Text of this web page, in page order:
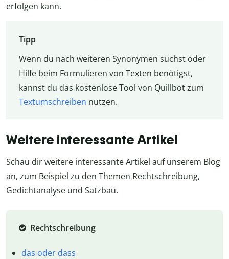
erfolgen kann.
Tipp
Wenn du nach weiteren Synonymen suchst oder
Hilfe beim Formulieren von Texten benötigst,
kannst du das kostenlose Tool von Quillbot zum
Textumschreiben nutzen.
Weitere interessante Artikel
Schau dir weitere interessante Artikel auf unserem Blog
an, zum Beispiel zu den Themen Rechtschreibung,
Gedichtanalyse und Satzbau.
Rechtschreibung
das oder dass